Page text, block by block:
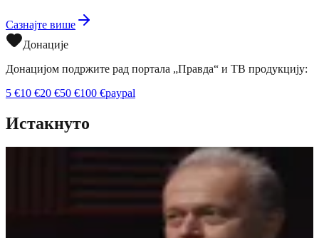
Сазнајте више
Донације
Донацијом подржите рад портала „Правда“ и ТВ продукцију:
5 €10 €20 €50 €100 €paypal
Истакнуто